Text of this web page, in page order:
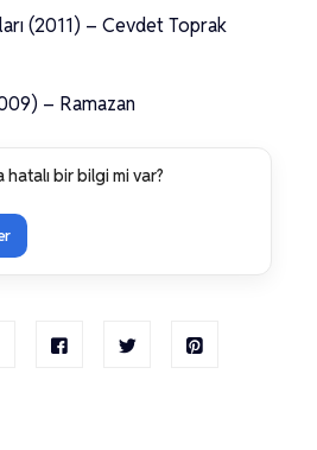
(2011) – Cevdet Toprak
– Ramazan
hatalı bir bilgi mi var?